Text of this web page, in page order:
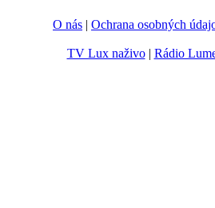
O nás | Ochrana osobných
TV Lux naživo| Rádio